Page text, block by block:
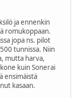
ja ennenkin
romukoppaan.
jopa ns. pilot
tunnissa. Niin
mutta harva,
kuin Sonerai
ensimäistä
kasaan.